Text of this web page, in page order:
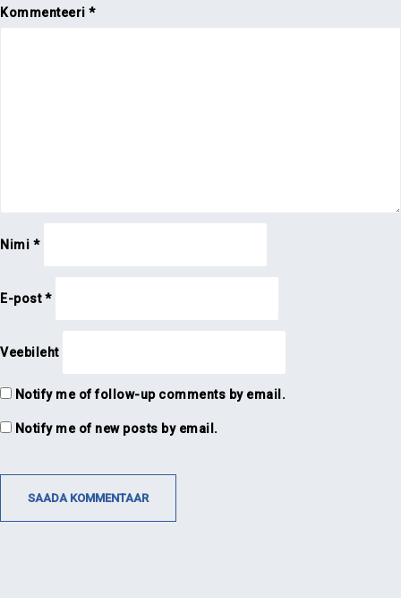
Kommenteeri *
Nimi *
E-post*
Veebileht
Notify me of follow-up comments by email.
Notify me of new posts by email.